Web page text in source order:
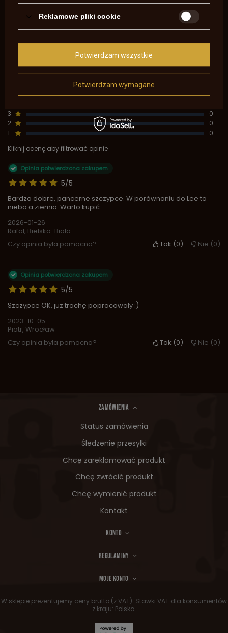
5.00
Napisz swoją opinię
Pokaż tylko opinie potwierdzone zakupem
2
3
0
2
0
1
0
Kliknij ocenę aby filtrować opinie
5/5
Opinia potwierdzona zakupem
Bardzo dobre, pancerne szczypce. W porównaniu do Lee to
niebo a ziemia. Warto kupić.
2026-01-26
Rafał, Bielsko-Biała
Czy opinia była pomocna?
Tak 0 Nie 0
5/5
Opinia potwierdzona zakupem
Szczypce OK, już trochę popracowały :)
2023-10-05
Piotr, Wrocław
Czy opinia była pomocna?
Tak 0 Nie 0
ZAMÓWIENIA
Status zamówienia
Śledzenie przesyłki
Chcę zareklamować produkt
Chcę zwrócić produkt
Chcę wymienić produkt
Kontakt
KONTO
REGULAMINY
MOJE KONTO
W sklepie prezentujemy ceny brutto (z VAT). Stawki VAT dla konsumentów
z kraju: Polska.
Reklamowe pliki cookie
Potwierdzam wymagane
Potwierdzam wszystkie